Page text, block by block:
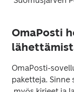
OmaPosti
OmaPosti-
paketteja. Sinne